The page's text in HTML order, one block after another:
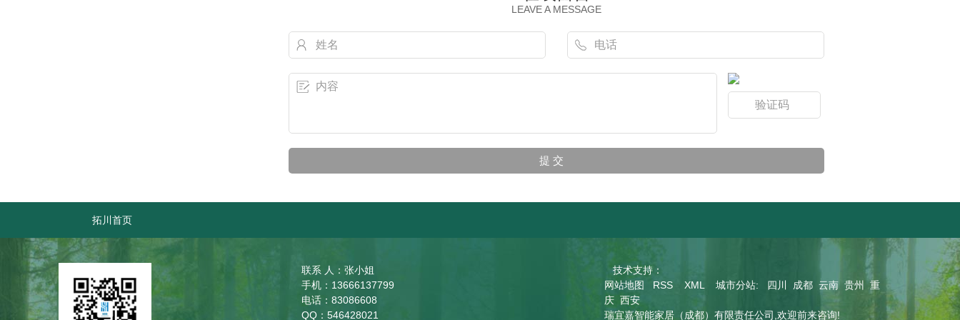
LEAVE A MESSAGE
拓川首页
联系 人：张小姐
手机：13666137799
电话：83086608
QQ：546428021
技术支持：
网站地图
RSS XML 城市分站: 四川 成都 云南 贵州
重
庆 西安
瑞宜嘉智能家居（成都）有限责任公司,欢迎前来咨询!